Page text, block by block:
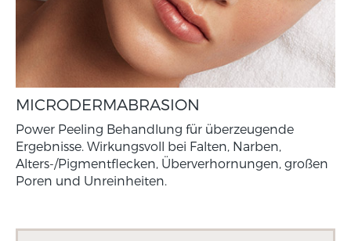
MICRODERMABRASION
Power Peeling Behandlung für überzeugende
Ergebnisse. Wirkungsvoll bei Falten, Narben,
Alters-/Pigmentflecken, Überverhornungen, großen
Poren und Unreinheiten.